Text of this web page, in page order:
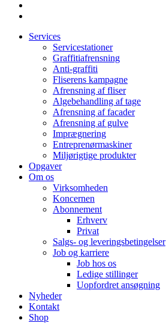
Services
Servicestationer
Graffitiafrensning
Anti-graffiti
Fliserens kampagne
Afrensning af fliser
Algebehandling af tage
Afrensning af facader
Afrensning af gulve
Imprægnering
Entreprenørmaskiner
Miljørigtige produkter
Opgaver
Om os
Virksomheden
Koncernen
Abonnement
Erhverv
Privat
Salgs- og leveringsbetingelser
Job og karriere
Job hos os
Ledige stillinger
Uopfordret ansøgning
Nyheder
Kontakt
Shop